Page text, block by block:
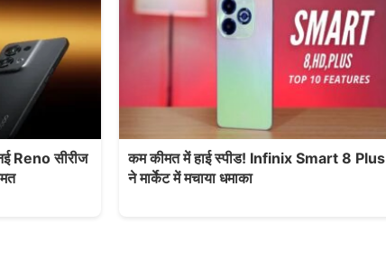
Reno सीरीज
कम कीमत में हाई स्पीड! Infinix Smart 8 Plus
ने मार्केट में मचाया धमाका